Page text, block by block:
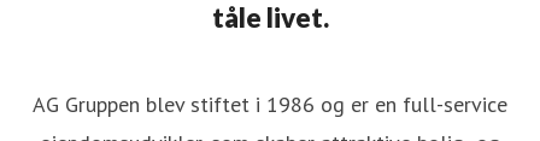
tåle livet.
AG Gruppen blev stiftet i 1986 og er en full-service